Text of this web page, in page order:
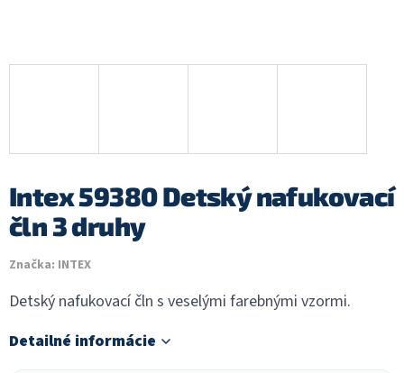
Intex 59380 Detský nafukovací
čln 3 druhy
Značka: INTEX
Detský nafukovací čln s veselými farebnými vzormi.
Detailné informácie